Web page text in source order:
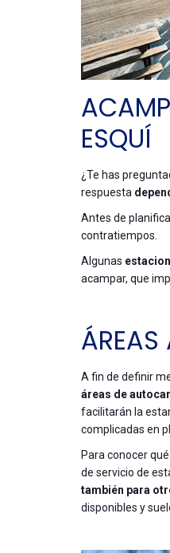
ESQUÍ
¿Te has
respuesta
Antes de
contratiempos.
Algunas
acampar, que
A fin de definir
áreas de
facilitarán la
complicadas en
Para conocer qué
de servicio de
también para
disponibles y